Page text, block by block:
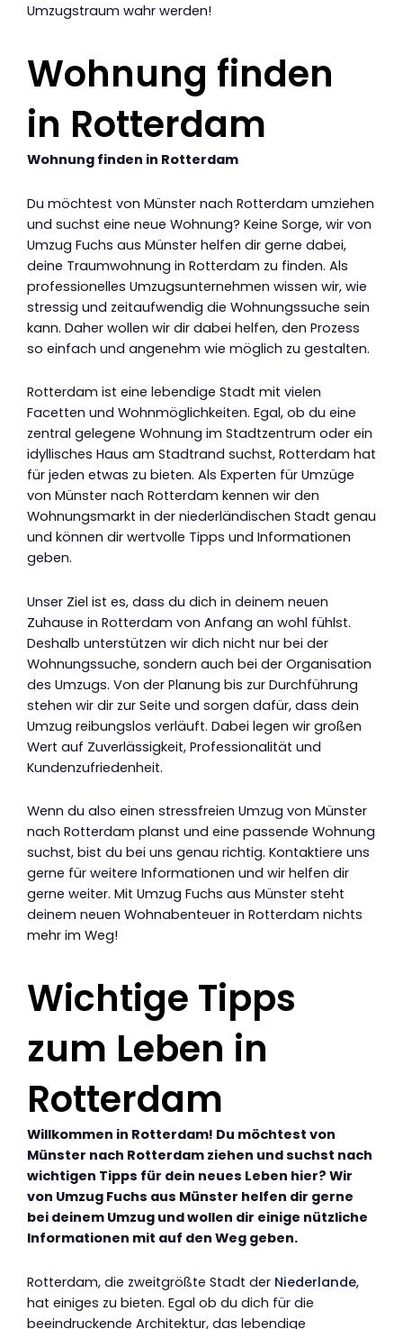
Umzugstraum wahr werden!
Wohnung finden
in Rotterdam
Wohnung finden in Rotterdam
Du möchtest von Münster nach Rotterdam umziehen
und suchst eine neue Wohnung? Keine Sorge, wir von
Umzug Fuchs aus Münster helfen dir gerne dabei,
deine Traumwohnung in Rotterdam zu finden. Als
professionelles Umzugsunternehmen wissen wir, wie
stressig und zeitaufwendig die Wohnungssuche sein
kann. Daher wollen wir dir dabei helfen, den Prozess
so einfach und angenehm wie möglich zu gestalten.
Rotterdam ist eine lebendige Stadt mit vielen
Facetten und Wohnmöglichkeiten. Egal, ob du eine
zentral gelegene Wohnung im Stadtzentrum oder ein
idyllisches Haus am Stadtrand suchst, Rotterdam hat
für jeden etwas zu bieten. Als Experten für Umzüge
von Münster nach Rotterdam kennen wir den
Wohnungsmarkt in der niederländischen Stadt genau
und können dir wertvolle Tipps und Informationen
geben.
Unser Ziel ist es, dass du dich in deinem neuen
Zuhause in Rotterdam von Anfang an wohl fühlst.
Deshalb unterstützen wir dich nicht nur bei der
Wohnungssuche, sondern auch bei der Organisation
des Umzugs. Von der Planung bis zur Durchführung
stehen wir dir zur Seite und sorgen dafür, dass dein
Umzug reibungslos verläuft. Dabei legen wir großen
Wert auf Zuverlässigkeit, Professionalität und
Kundenzufriedenheit.
Wenn du also einen stressfreien Umzug von Münster
nach Rotterdam planst und eine passende Wohnung
suchst, bist du bei uns genau richtig. Kontaktiere uns
gerne für weitere Informationen und wir helfen dir
gerne weiter. Mit Umzug Fuchs aus Münster steht
deinem neuen Wohnabenteuer in Rotterdam nichts
mehr im Weg!
Wichtige Tipps
zum Leben in
Rotterdam
Willkommen in Rotterdam! Du möchtest von
Münster nach Rotterdam ziehen und suchst nach
wichtigen Tipps für dein neues Leben hier? Wir
von Umzug Fuchs aus Münster helfen dir gerne
bei deinem Umzug und wollen dir einige nützliche
Informationen mit auf den Weg geben.
Rotterdam, die zweitgrößte Stadt der Niederlande,
hat einiges zu bieten. Egal ob du dich für die
beeindruckende Architektur, das lebendige